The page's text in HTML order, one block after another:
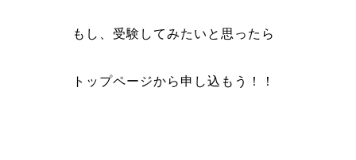
もし、受験してみたいと思ったら
トップページから申し込もう！！